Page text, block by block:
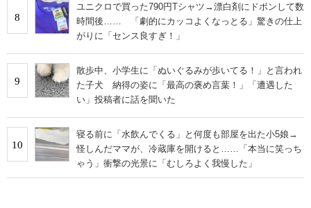
8
ユニクロで買った790円Tシャツ→漂白剤にドボンして数
時間後…… 「劇的にカッコよくなっとる」驚きの仕上
がりに「センス良すぎ！」
9
散歩中、小学生に「ぬいぐるみが歩いてる！」と言われ
た子犬 納得の姿に「最高の褒め言葉！」「遭遇した
い」投稿者に話を聞いた
10
寝る前に「水飲んでくる」と何度も部屋を出た小5娘→
怪しんだママが、冷蔵庫を開けると……「本当に笑っち
ゃう」衝撃の光景に「むしろよく我慢した」